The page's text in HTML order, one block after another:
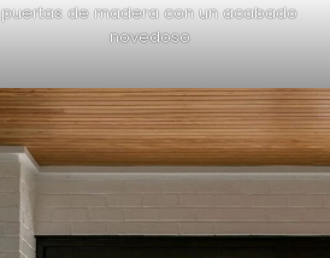
puertas de madera con un acabado
novedoso